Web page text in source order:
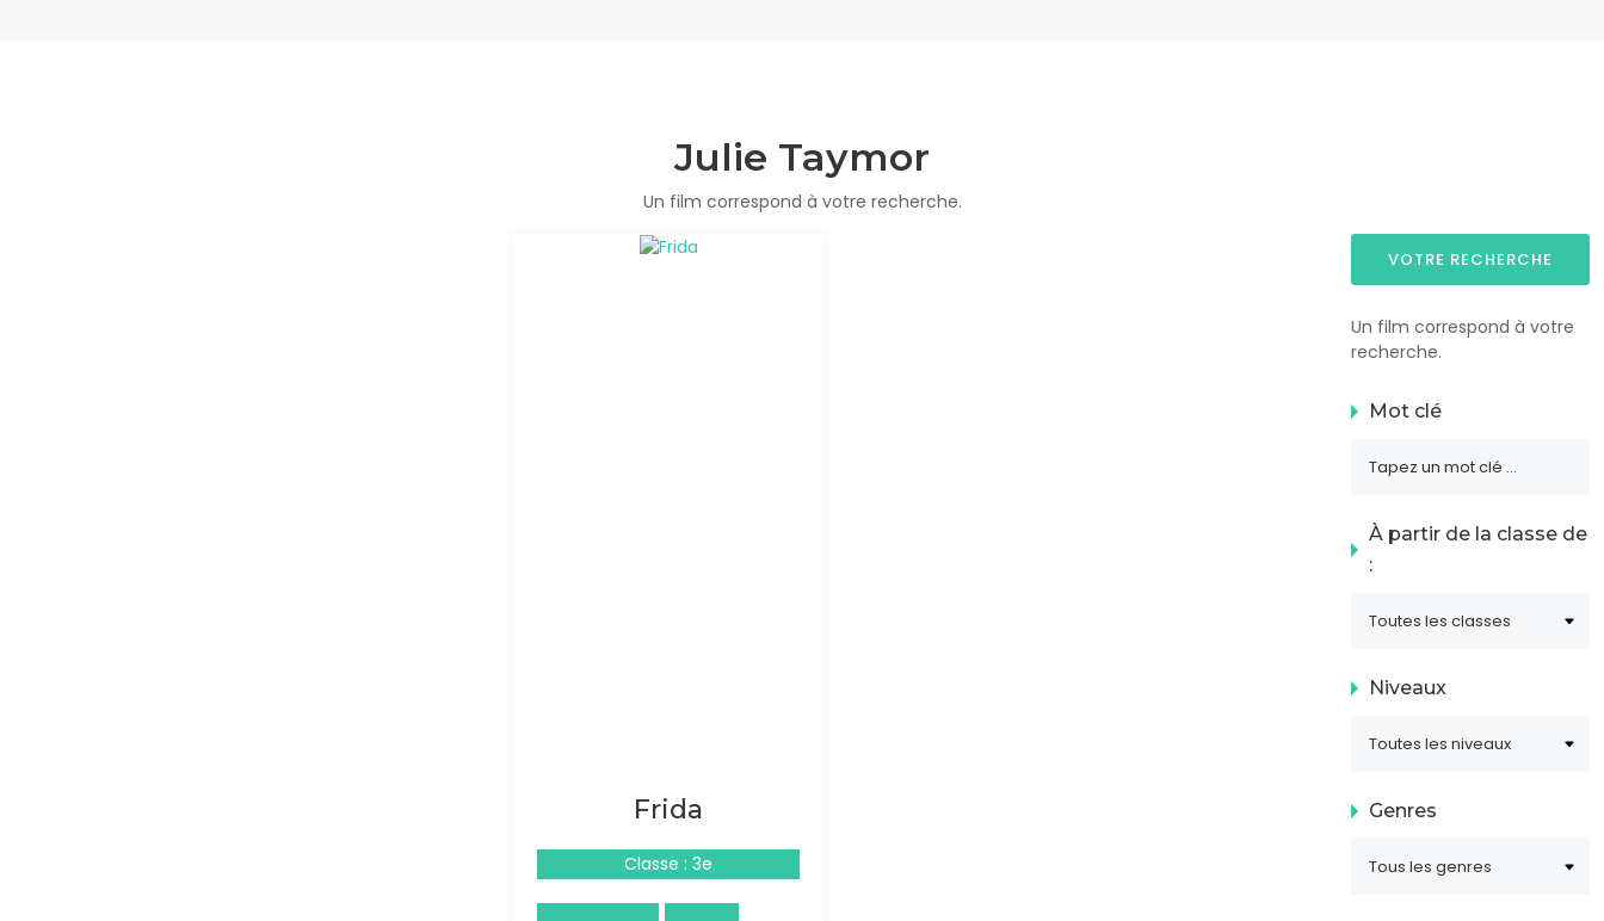
Julie Taymor
Un film correspond à votre recherche.
Frida
Classe : 3e
VOTRE RECHERCHE
Un film correspond à votre
recherche.
Mot clé
À partir de la classe de
:
Niveaux
Genres